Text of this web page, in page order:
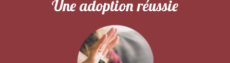
Une adoption réussie